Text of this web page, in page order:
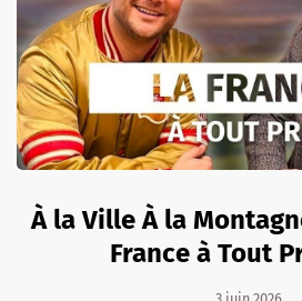
À la Ville À la
France à Tout